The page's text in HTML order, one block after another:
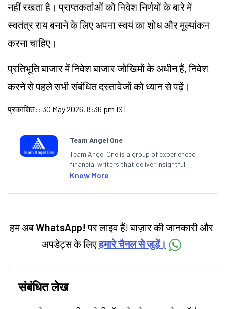
नहीं रखता है। प्राप्तकर्ताओं को निवेश निर्णयों के बारे में
स्वतंत्र राय बनाने के लिए अपना स्वयं का शोध और मूल्यांकन
करना चाहिए।
प्रतिभूति बाजार में निवेश बाजार जोखिमों के अधीन हैं, निवेश
करने से पहले सभी संबंधित दस्तावेजों को ध्यान से पढ़ें।
प्रकाशित: : 30 May 2026, 8:36 pm IST
Team Angel One
Team Angel One is a group of experienced
financial writers that deliver insightful
articles on the stock market, IPO, economy,
categories.
Know More
हम अबWhatsApp! पर लाइव हैं! बाज़ार की जानकारी और
अपडेट्स के लिएहमारे चैनल से जुड़ें।
संबंधित लेख